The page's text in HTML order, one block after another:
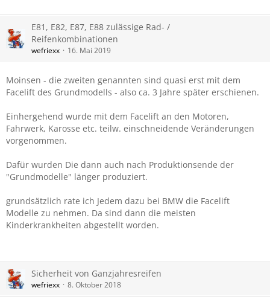
E81, E82, E87, E88 zulässige Rad- /
Reifenkombinationen
wefriexx 16. Mai 2019
Moinsen - die zweiten genannten sind quasi erst mit dem
Facelift des Grundmodells - also ca. 3 Jahre später erschienen.
Einhergehend wurde mit dem Facelift an den Motoren,
Fahrwerk, Karosse etc. teilw. einschneidende Veränderungen
vorgenommen.
Dafür wurden Die dann auch nach Produktionsende der
"Grundmodelle" länger produziert.
grundsätzlich rate ich Jedem dazu bei BMW die Facelift
Modelle zu nehmen. Da sind dann die meisten
Kinderkrankheiten abgestellt worden.
Sicherheit von Ganzjahresreifen
wefriexx 8. Oktober 2018